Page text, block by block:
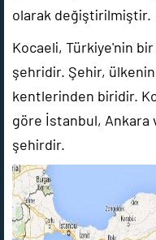
olarak değiştirilmiştir.
Kocaeli, Türkiye'nin
şehridir. Şehir,
kentlerinden biridir.
göre İstanbul, Ankara
şehirdir.